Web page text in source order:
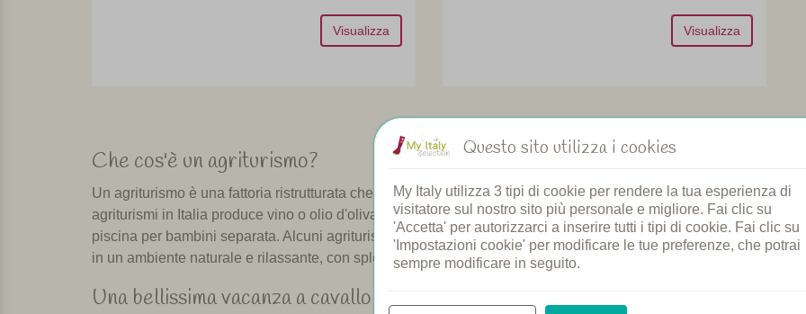
Visualizza Visualizza
Che cos'è un agriturismo?
Un agriturismo è una fattoria ristrutturata che affitta appartamenti o camere. Può essere anche una villa o una
agriturismi in Italia produce vino o olio d'oliva. Un agriturismo offre tutto per una vacanza meravigliosa. La
piscina per bambini separata. Alcuni agriturismi hanno il proprio ristorante. Qui potete gustare dei piatti locali,
in un ambiente naturale e rilassante, con splendide viste su vigneti, ulivi, colline o montagne. Un posto
Una bellissima vacanza a cavallo in Italia
Questo sito utilizza i cookies
My Italy utilizza 3 tipi di cookie per rendere la tua esperienza di
visitatore sul nostro sito più personale e migliore. Fai clic su
'Accetta' per autorizzarci a inserire tutti i tipi di cookie. Fai clic su
'Impostazioni cookie' per modificare le tue preferenze, che potrai
sempre modificare in seguito.